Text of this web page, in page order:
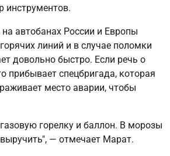
инструментов.
автобанах России и Европы
линий и в случае поломки
довольно быстро. Если речь о
прибывает спецбригада, которая
место аварии, чтобы
горелку и баллон. В морозы
— отмечает Марат.